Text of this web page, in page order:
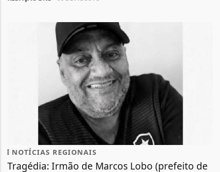
NOTÍCIAS REGIONAIS
Tragédia: Irmão de Marcos Lobo (prefeito de